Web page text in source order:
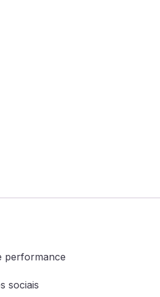
performance
sociais